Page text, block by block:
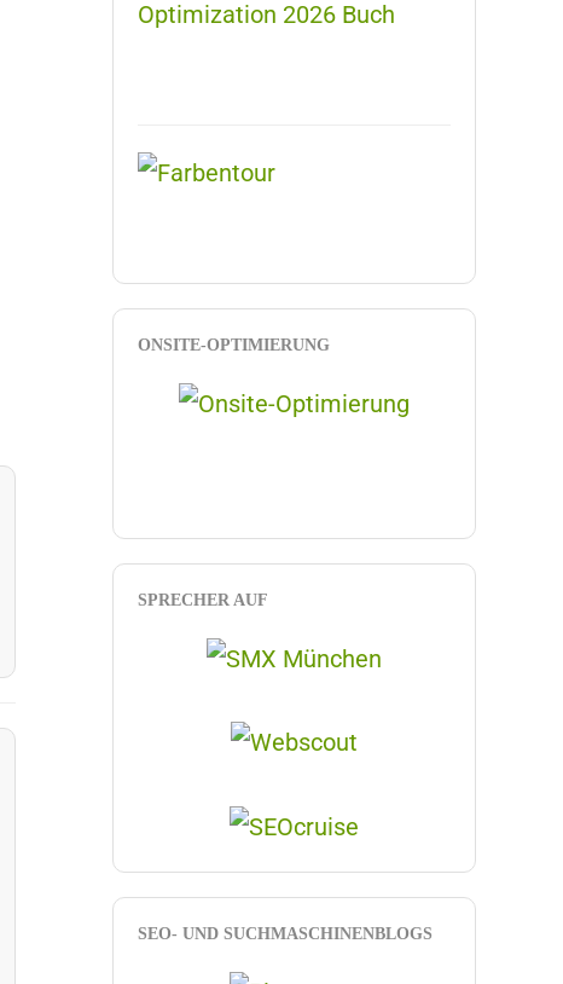
ONSITE-OPTIMIERUNG
SPRECHER AUF
SEO- UND SUCHMASCHINENBLOGS